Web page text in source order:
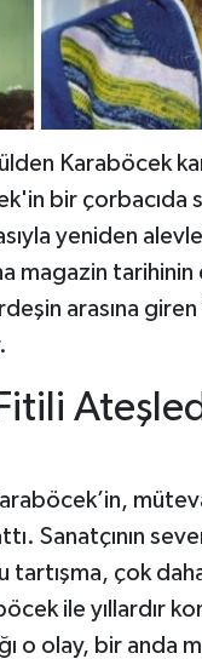
Karaböcek
bir çorbacıda
yeniden
magazin tarihinin
arasına
Sanatçının
tartışma, çok
ile yıllardır
o olay, bir anda